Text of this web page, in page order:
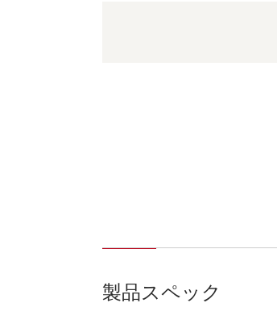
製品スペック